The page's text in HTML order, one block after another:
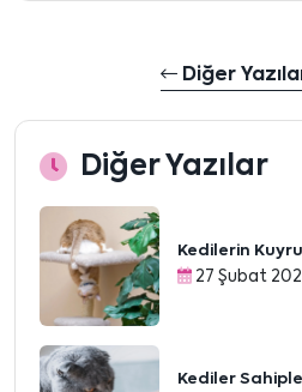
Diğer
Diğer Yazılar
Kedilerin
27 Şubat
Kediler